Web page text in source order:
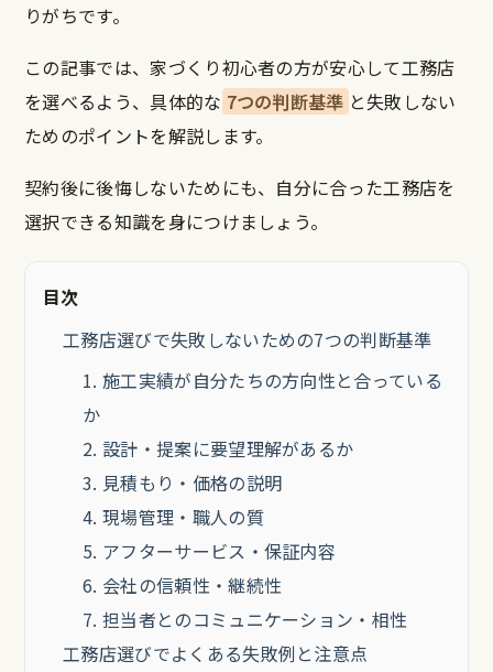
りがちです。
この記事では、家づくり初心者の方が安心して工務店
を選べるよう、具体的な 7つの判断基準 と失敗しない
ためのポイントを解説します。
契約後に後悔しないためにも、自分に合った工務店を
選択できる知識を身につけましょう。
目次
工務店選びで失敗しないための7つの判断基準
1. 施工実績が自分たちの方向性と合っている
か
2. 設計・提案に要望理解があるか
3. 見積もり・価格の説明
4. 現場管理・職人の質
5. アフターサービス・保証内容
6. 会社の信頼性・継続性
7. 担当者とのコミュニケーション・相性
工務店選びでよくある失敗例と注意点